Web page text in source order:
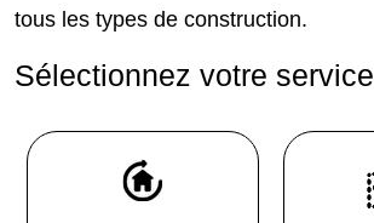
tous les types de construction.
Sélectionnez votre service